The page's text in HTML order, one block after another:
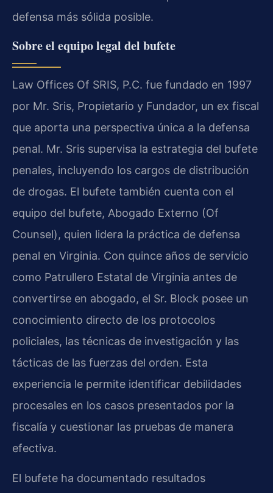
defensa más sólida posible.
Sobre el equipo legal del bufete
Law Offices Of SRIS, P.C. fue fundado en 1997
por Mr. Sris, Propietario y Fundador, un ex fiscal
que aporta una perspectiva única a la defensa
penal. Mr. Sris supervisa la estrategia del bufete
penales, incluyendo los cargos de distribución
de drogas. El bufete también cuenta con el
equipo del bufete, Abogado Externo (Of
Counsel), quien lidera la práctica de defensa
penal en Virginia. Con quince años de servicio
como Patrullero Estatal de Virginia antes de
convertirse en abogado, el Sr. Block posee un
conocimiento directo de los protocolos
policiales, las técnicas de investigación y las
tácticas de las fuerzas del orden. Esta
experiencia le permite identificar debilidades
procesales en los casos presentados por la
fiscalía y cuestionar las pruebas de manera
efectiva.
El bufete ha documentado resultados